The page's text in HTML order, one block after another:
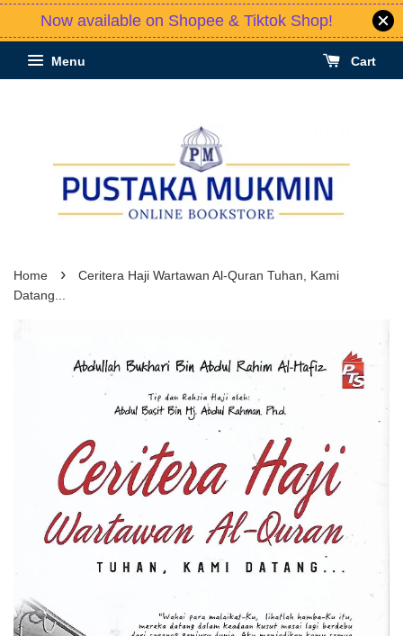
Now available on Shopee & Tiktok Shop!
Menu Cart
Home ›
Ceritera Haji Wartawan Al-Quran Tuhan, Kami
Datang...